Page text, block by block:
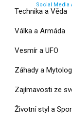
Technika a Věda
Válka a Armáda
Vesmír a UFO
Záhady a
Zajímavosti ze
Životní styl a
Social Media